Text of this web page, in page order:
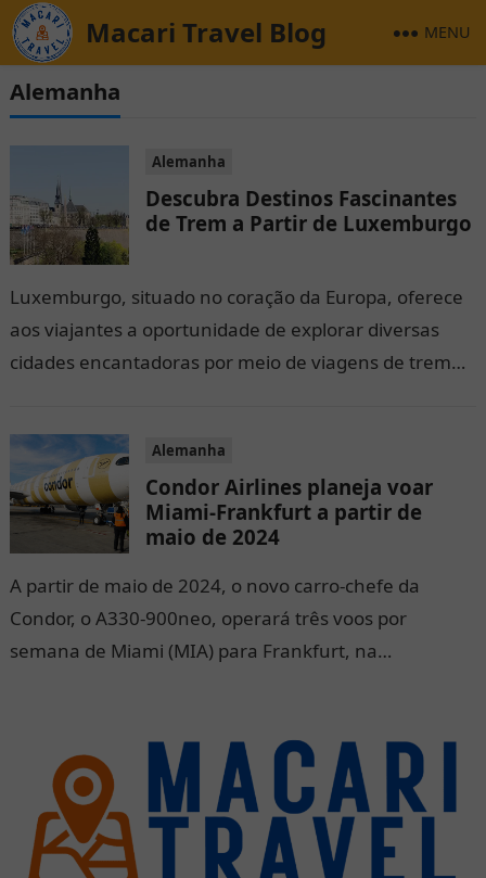
Macari Travel Blog MENU
Alemanha
Alemanha
Descubra Destinos Fascinantes
de Trem a Partir de Luxemburgo
Luxemburgo, situado no coração da Europa, oferece
aos viajantes a oportunidade de explorar diversas
cidades encantadoras por meio de viagens de trem
Alemanha
Condor Airlines planeja voar
Miami-Frankfurt a partir de
maio de 2024
A partir de maio de 2024, o novo carro-chefe da
Condor, o A330-900neo, operará três voos por
semana de Miami (MIA) para Frankfurt, na